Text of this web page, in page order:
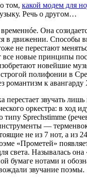
том, какой модем для
Речь о другом…
Она
в движении. Способы
не перестают
все новые принципы
новейшие
полифонии в
романтизм к
перестает звучать лишь
оркестра: в ход
типу Sprechstimme
—
не из 7 нот, а из
«Прометей»
света. Называлась она
бумаге нотами и
звучание поэмы.